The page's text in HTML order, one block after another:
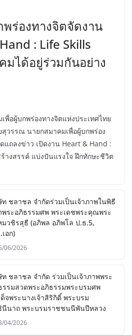
ร่องทางจิตจัดงาน
: Life Skills
มได้อยู่ร่วมกันอย่าง
พื่อผู้บกพร่องทางจิตแห่งประเทศไทย
วรรณ นายกสมาคมเพื่อผู้บกพร่อง
แถลงข่าว เปิดงาน Heart & Hand :
างสรรค์ แบ่งปันแรงใจ ฝึกทักษะชีวิต
ชลาชล จำกัดร่วมเป็นเจ้าภาพในพิธี
พระอภิธรรมศพ พระเดชพระคุณพระ
มวชิรสุธี (อภิพล อภิพโล ป.ธ.5,
อก)
06/2026
ชลาชล จำกัด ร่วมเป็นเจ้าภาพพระ
รรมสวดพระอภิธรรมพระบรมศพ
จพระนางเจ้าสิริกิติ์ พระบรม
นีนาถ พระบรมราชชนนีพันปีหลวง
04/2026